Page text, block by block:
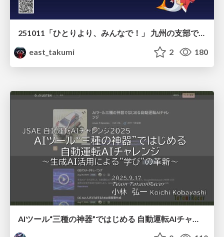
251011「ひとりより、みんなで！」 九州の支部で始めた、新しい連携のかたち
east_takumi
2 180
AIツール“三種の神器”ではじめる 自動運転AIチャレンジ